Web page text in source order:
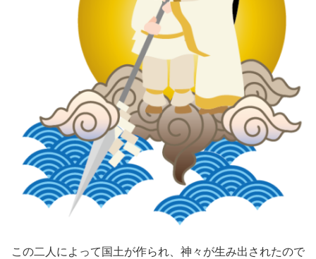
この二人によって国土が作られ、神々が生み出されたので